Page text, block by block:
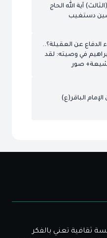
آية الله الحاج
دستغيب
الدفاع عن العقيلة؟..
في وصيته: لقد
صور
الباقر(ع)
ثقافية تعني بالفكر